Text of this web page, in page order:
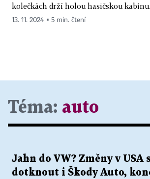
kolečkách drží holou hasičskou
13. 11. 2024 ▪ 5 min. čtení
Téma: auto
Jahn do VW? Změny v USA
dotknout i Škody Auto,